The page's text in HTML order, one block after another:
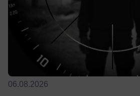
06.08.2026